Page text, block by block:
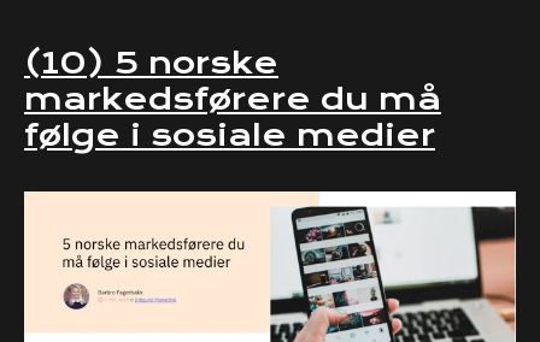
(10) 5 norske
markedsførere du må
følge i sosiale medier